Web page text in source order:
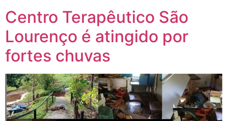
Centro Terapêutico São
Lourenço é atingido por
fortes chuvas